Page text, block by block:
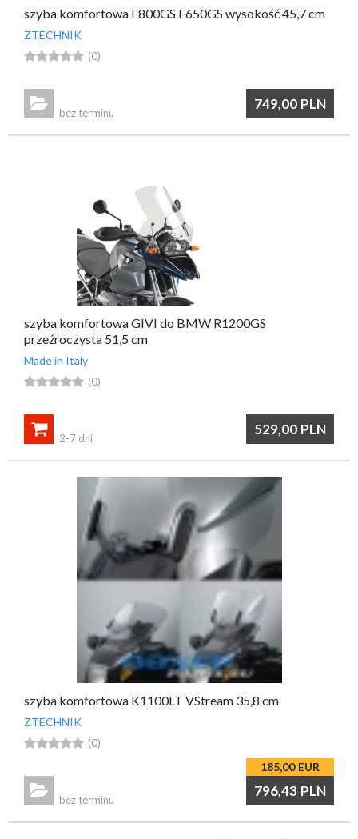
szyba komfortowa F800GS F650GS wysokość 45,7 cm
ZTECHNIK
 (0)
749,00 PLN

bez terminu
szyba komfortowa GIVI do BMW R1200GS
przeźroczysta 51,5 cm
Made in Italy
 (0)
529,00 PLN

2-7 dni
szyba komfortowa K1100LT VStream 35,8 cm
ZTECHNIK
 (0)
185,00 EUR
796,43 PLN

bez terminu